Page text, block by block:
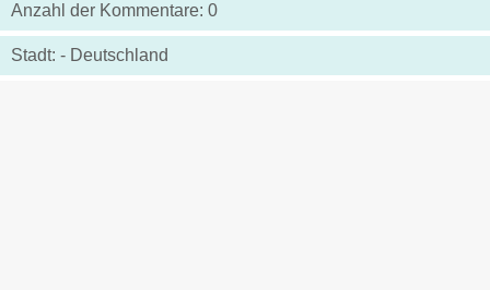
Anzahl der Kommentare: 0
Stadt: - Deutschland